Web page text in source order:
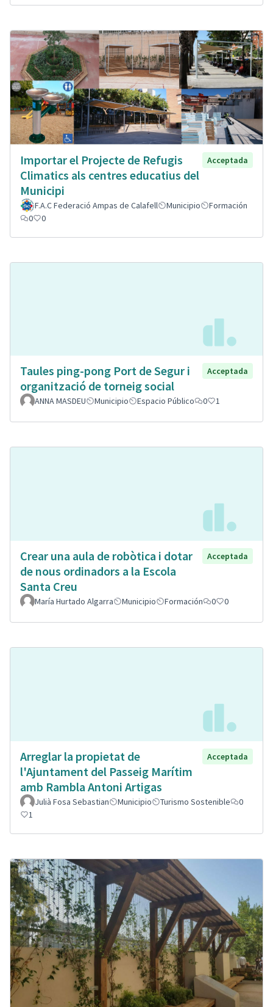
Importar el Projecte de Refugis
Climatics als centres educatius del
Municipi
Acceptada
F.A.C Federació Ampas de Calafell Municipio
Formación
0
0
Taules ping-pong Port de Segur i
organització de torneig social
Acceptada
ANNA MASDEU Municipio Espacio Público 0 1
Crear una aula de robòtica i dotar
de nous ordinadors a la Escola
Santa Creu
Acceptada
María Hurtado Algarra Municipio Formación 0 0
Arreglar la propietat de
l'Ajuntament del Passeig Marítim
amb Rambla Antoni Artigas
Acceptada
Julià Fosa Sebastian Municipio Turismo Sostenible
0
1